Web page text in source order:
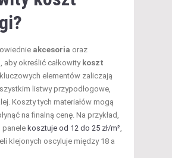
akcesoria oraz
aby określić całkowity koszt
kluczowych elementów zaliczają
listwy przypodłogowe,
Koszty tych materiałów mogą
na finalną cenę. Na przykład,
panelekosztuje od 12 do 25 zł/m²
klejonych oscyluje między 18 a